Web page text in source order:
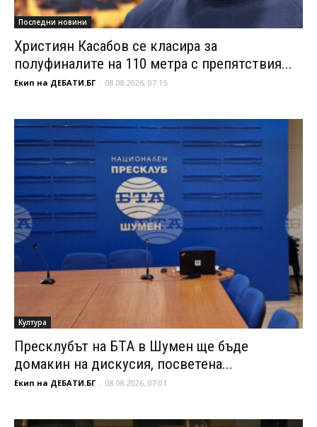
Последни новини
Християн Касабов се класира за
полуфиналите на 110 метра с препятствия...
Екип на ДЕБАТИ.БГ - 08.08.2026, 07:15
Култура
Пресклубът на БТА в Шумен ще бъде
домакин на дискусия, посветена...
Екип на ДЕБАТИ.БГ - 08.08.2026, 07:01